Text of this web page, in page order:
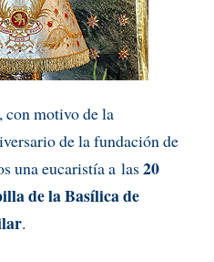
, con motivo de la
de la fundación de
una eucaristía a las20
de la Basílica de
.